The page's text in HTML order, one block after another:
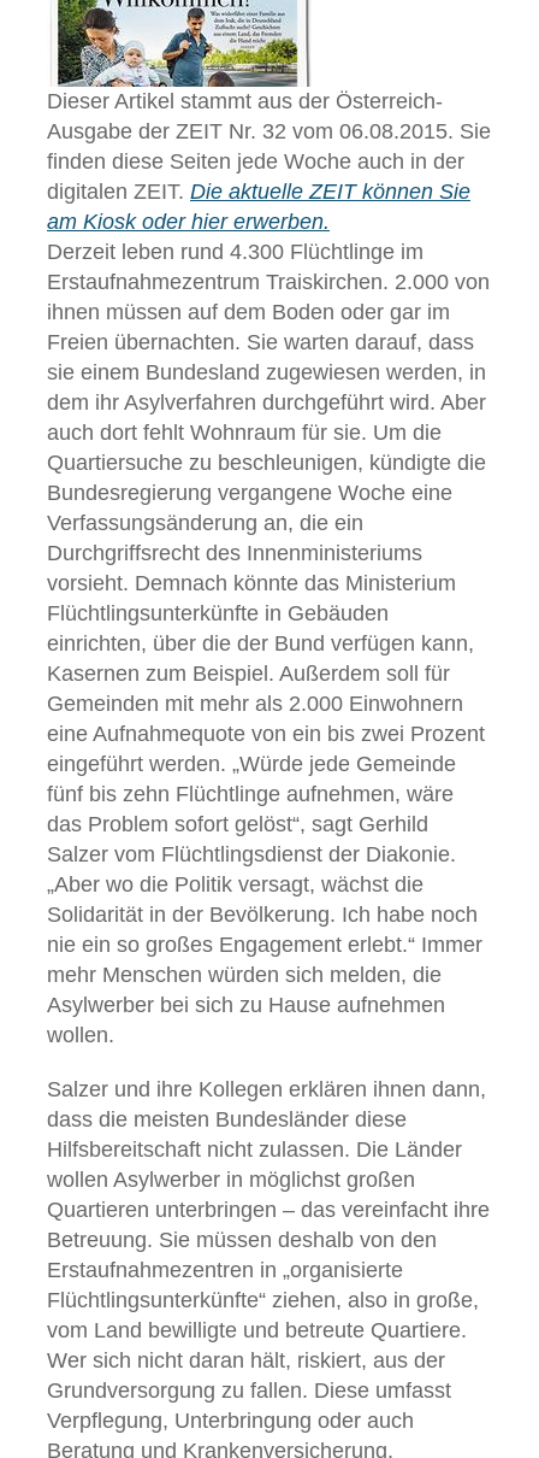
Dieser Artikel stammt aus der Österreich-
Ausgabe der ZEIT Nr. 32 vom 06.08.2015. Sie
finden diese Seiten jede Woche auch in der
digitalen ZEIT. Die aktuelle ZEIT können Sie
am Kiosk oder hier erwerben.
Derzeit leben rund 4.300 Flüchtlinge im
Erstaufnahmezentrum Traiskirchen. 2.000 von
ihnen müssen auf dem Boden oder gar im
Freien übernachten. Sie warten darauf, dass
sie einem Bundesland zugewiesen werden, in
dem ihr Asylverfahren durchgeführt wird. Aber
auch dort fehlt Wohnraum für sie. Um die
Quartiersuche zu beschleunigen, kündigte die
Bundesregierung vergangene Woche eine
Verfassungsänderung an, die ein
Durchgriffsrecht des Innenministeriums
vorsieht. Demnach könnte das Ministerium
Flüchtlingsunterkünfte in Gebäuden
einrichten, über die der Bund verfügen kann,
Kasernen zum Beispiel. Außerdem soll für
Gemeinden mit mehr als 2.000 Einwohnern
eine Aufnahmequote von ein bis zwei Prozent
eingeführt werden. „Würde jede Gemeinde
fünf bis zehn Flüchtlinge aufnehmen, wäre
das Problem sofort gelöst“, sagt Gerhild
Salzer vom Flüchtlingsdienst der Diakonie.
„Aber wo die Politik versagt, wächst die
Solidarität in der Bevölkerung. Ich habe noch
nie ein so großes Engagement erlebt.“ Immer
mehr Menschen würden sich melden, die
Asylwerber bei sich zu Hause aufnehmen
wollen.
Salzer und ihre Kollegen erklären ihnen dann,
dass die meisten Bundesländer diese
Hilfsbereitschaft nicht zulassen. Die Länder
wollen Asylwerber in möglichst großen
Quartieren unterbringen – das vereinfacht ihre
Betreuung. Sie müssen deshalb von den
Erstaufnahmezentren in „organisierte
Flüchtlingsunterkünfte“ ziehen, also in große,
vom Land bewilligte und betreute Quartiere.
Wer sich nicht daran hält, riskiert, aus der
Grundversorgung zu fallen. Diese umfasst
Verpflegung, Unterbringung oder auch
Beratung und Krankenversicherung.